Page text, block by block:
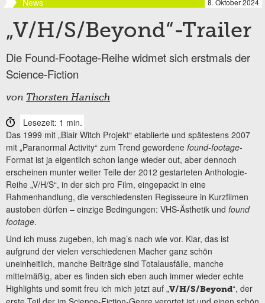
„V/H/S/Beyond“-Trailer
Die Found-Footage-Reihe widmet sich erstmals der
Science-Fiction
von Thorsten Hanisch
Lesezeit: 1 min.
Das 1999 mit „Blair Witch Projekt“ etablierte und spätestens 2007
mit „Paranormal Activity“ zum Trend gewordene found-footage-
Format ist ja eigentlich schon lange wieder out, aber dennoch
erscheinen munter weiter Teile der 2012 gestarteten Anthologie-
Reihe „V/H/S“, in der sich pro Film, eingepackt in eine
Rahmenhandlung, die verschiedensten Regisseure in Kurzfilmen
austoben dürfen – einzige Bedingungen: VHS-Ästhetik und found
footage.
Und ich muss zugeben, ich mag’s nach wie vor. Klar, das ist
aufgrund der vielen verschiedenen Macher ganz schön
uneinheitlich, manche Beiträge sind Totalausfälle, manche
mittelmäßig, aber es finden sich eben auch immer wieder echte
Highlights und somit freu ich mich jetzt auf „V/H/S/Beyond“, der